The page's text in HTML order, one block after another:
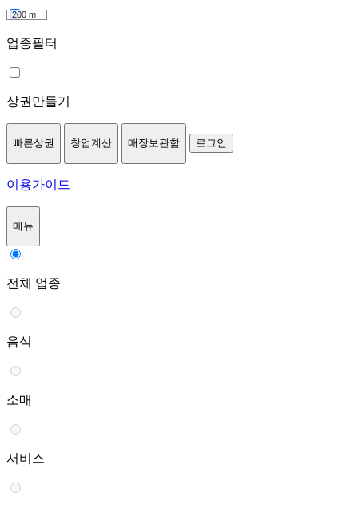
200 m
업종필터
상권만들기
빠른상권 창업계산 매장보관함 로그인
이용가이드
메뉴
전체 업종
음식
소매
서비스